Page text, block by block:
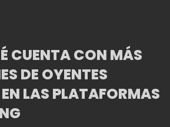
CUENTA CON MÁS
DE OYENTES
LAS PLATAFORMAS